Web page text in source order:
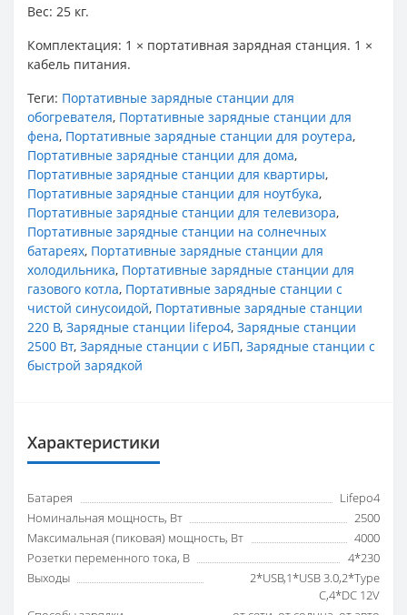
Вес: 25 кг.
Комплектация: 1 × портативная зарядная станция. 1 ×
кабель питания.
Теги: Портативные зарядные станции для
обогревателя, Портативные зарядные станции для
фена, Портативные зарядные станции для роутера,
Портативные зарядные станции для дома,
Портативные зарядные станции для квартиры,
Портативные зарядные станции для ноутбука,
Портативные зарядные станции для телевизора,
Портативные зарядные станции на солнечных
батареях, Портативные зарядные станции для
холодильника, Портативные зарядные станции для
газового котла, Портативные зарядные станции с
чистой синусоидой, Портативные зарядные станции
220 В, Зарядные станции lifepo4, Зарядные станции
2500 Вт, Зарядные станции с ИБП, Зарядные станции с
быстрой зарядкой
Характеристики
Батарея
Lifepo4
Номинальная мощность, Вт
2500
Максимальная (пиковая) мощность, Вт
4000
Розетки переменного тока, В
4*230
Выходы
2*USB,1*USB 3.0,2*Type
C,4*DC 12V